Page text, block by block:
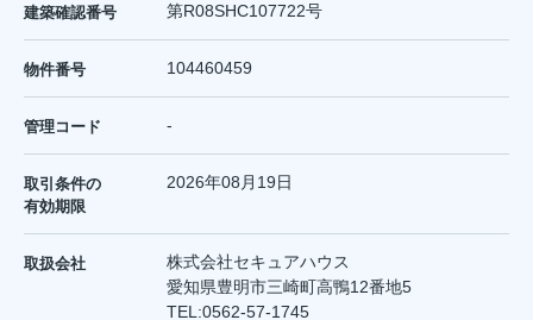
建築確認番号 第R08SHC107722号
物件番号 104460459
管理コード -
取引条件の
有効期限
2026年08月19日
取扱会社
株式会社セキュアハウス
愛知県豊明市三崎町高鴨12番地5
TEL:0562-57-1745